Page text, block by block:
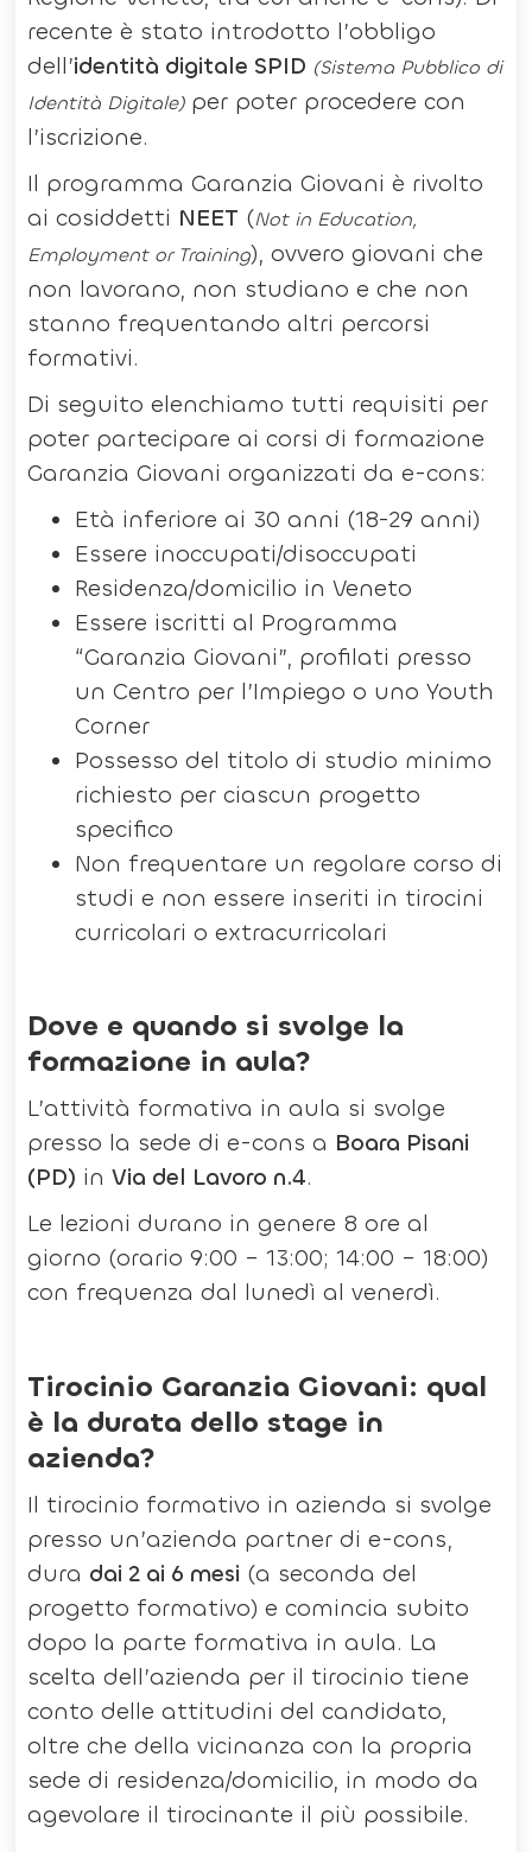
recente è stato introdotto l’obbligo
dell’identità digitale SPID (Sistema Pubblico di
Identità Digitale) per poter procedere con
l’iscrizione.
Il programma Garanzia Giovani è rivolto
ai cosiddetti NEET (Not in Education,
Employment or Training), ovvero giovani che
non lavorano, non studiano e che non
stanno frequentando altri percorsi
formativi.
Di seguito elenchiamo tutti requisiti per
poter partecipare ai corsi di formazione
Garanzia Giovani organizzati da e-cons:
Età inferiore ai 30 anni (18-29 anni)
Essere inoccupati/disoccupati
Residenza/domicilio in Veneto
Essere iscritti al Programma
“Garanzia Giovani”, profilati presso
un Centro per l’Impiego o uno Youth
Corner
Possesso del titolo di studio minimo
richiesto per ciascun progetto
specifico
Non frequentare un regolare corso di
studi e non essere inseriti in tirocini
curricolari o extracurricolari
Dove e quando si svolge la
formazione in aula?
L’attività formativa in aula si svolge
presso la sede di e-cons a Boara Pisani
(PD) inVia del Lavoro n.4.
Le lezioni durano in genere 8 ore al
giorno (orario 9:00 – 13:00; 14:00 – 18:00)
con frequenza dal lunedì al venerdì.
Tirocinio Garanzia Giovani: qual
è la durata dello stage in
azienda?
Il tirocinio formativo in azienda si svolge
presso un’azienda partner di e-cons,
dura dai 2 ai 6 mesi (a seconda del
progetto formativo) e comincia subito
dopo la parte formativa in aula. La
scelta dell’azienda per il tirocinio tiene
conto delle attitudini del candidato,
oltre che della vicinanza con la propria
sede di residenza/domicilio, in modo da
agevolare il tirocinante il più possibile.